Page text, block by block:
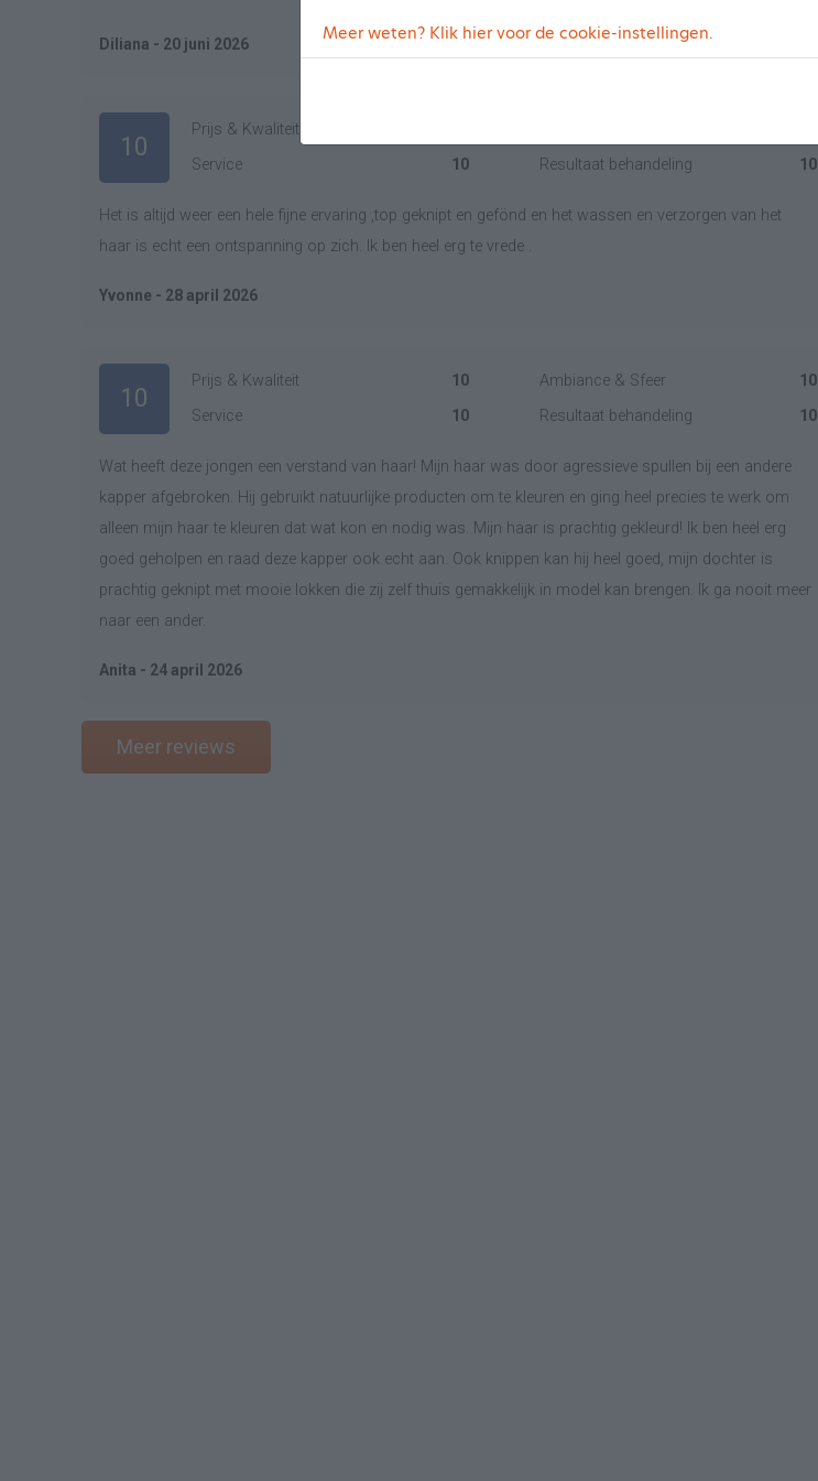
Diliana - 20 juni 2026
10
Prijs & Kwaliteit
Service
10 Resultaat behandeling 10
Het is altijd weer een hele fijne ervaring ,top geknipt en gefönd en het wassen en verzorgen van het
haar is echt een ontspanning op zich. Ik ben heel erg te vrede .
Yvonne - 28 april 2026
10
Prijs & Kwaliteit 10 Ambiance & Sfeer
10
Service
10 Resultaat behandeling 10
Wat heeft deze jongen een verstand van haar! Mijn haar was door agressieve spullen bij een andere
kapper afgebroken. Hij gebruikt natuurlijke producten om te kleuren en ging heel precies te werk om
alleen mijn haar te kleuren dat wat kon en nodig was. Mijn haar is prachtig gekleurd! Ik ben heel erg
goed geholpen en raad deze kapper ook echt aan. Ook knippen kan hij heel goed, mijn dochter is
prachtig geknipt met mooie lokken die zij zelf thuis gemakkelijk in model kan brengen. Ik ga nooit meer
naar een ander.
Anita - 24 april 2026
Meer reviews
Meer weten? Klik hier voor de cookie-instellingen.